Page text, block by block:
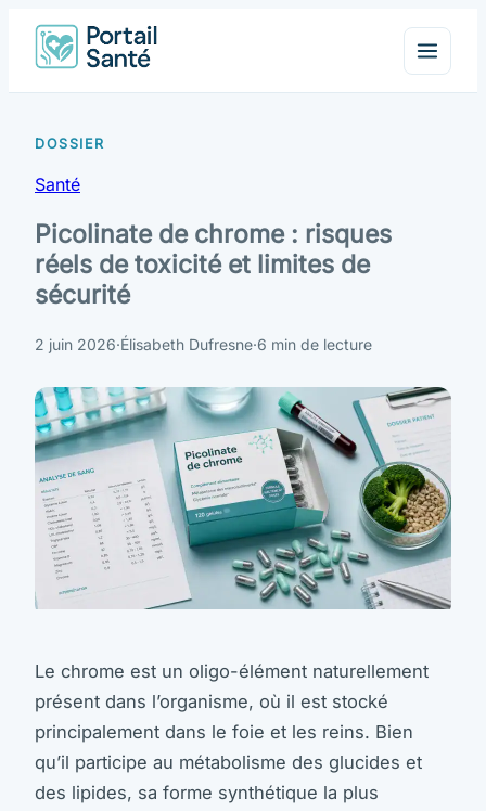
Santé
Picolinate de chrome : risques
réels de toxicité et limites de
sécurité
2 juin 2026·Élisabeth Dufresne·6 min de lecture
Le chrome est un oligo-élément naturellement
présent dans l’organisme, où il est stocké
principalement dans le foie et les reins. Bien
qu’il participe au métabolisme des glucides et
des lipides, sa forme synthétique la plus